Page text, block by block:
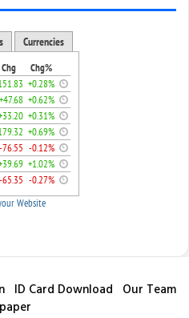
ID Card Download Our Team